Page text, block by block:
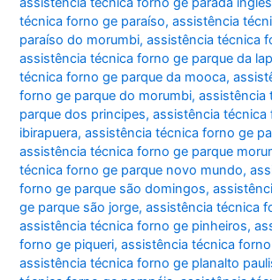
técnica forno ge paraíso,assistência
paraíso do morumbi,assistência técnica
assistência técnica forno ge parque da
técnica forno ge parque da mooca,
forno ge parque do morumbi,assistência
parque dos principes,assistência técnica
ibirapuera,assistência técnica forno ge
assistência técnica forno ge parque
técnica forno ge parque novo mundo,
forno ge parque são domingos,
ge parque são jorge,assistência técnica
assistência técnica forno ge pinheiros,
forno ge piqueri,assistência técnica
assistência técnica forno ge planalto